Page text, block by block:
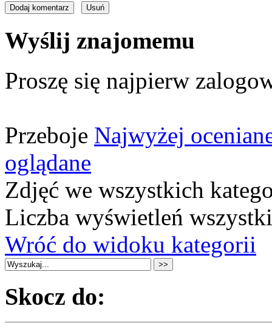
Wyślij znajomemu
Proszę się najpierw
Przeboje Najwyżej
oglądane
Zdjęć we wszystkich
Liczba wyświetleń
Wróć do widoku kategorii
Skocz do: